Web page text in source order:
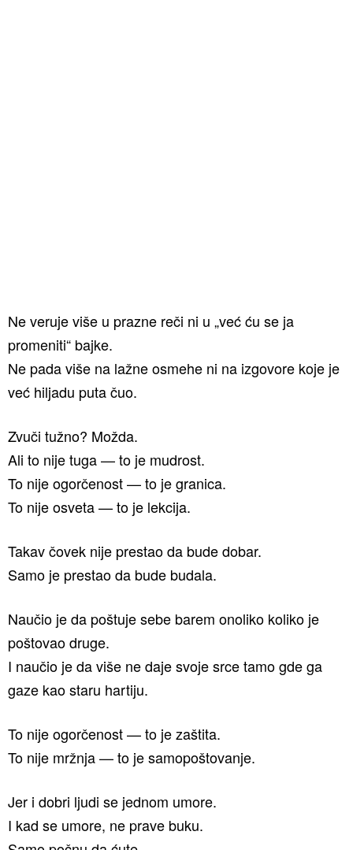
Ne veruje više u prazne reči ni u „već ću se ja
promeniti“ bajke.
Ne pada više na lažne osmehe ni na izgovore koje je
već hiljadu puta čuo.
Zvuči tužno? Možda.
Ali to nije tuga — to je mudrost.
To nije ogorčenost — to je granica.
To nije osveta — to je lekcija.
Takav čovek nije prestao da bude dobar.
Samo je prestao da bude budala.
Naučio je da poštuje sebe barem onoliko koliko je
poštovao druge.
I naučio je da više ne daje svoje srce tamo gde ga
gaze kao staru hartiju.
To nije ogorčenost — to je zaštita.
To nije mržnja — to je samopoštovanje.
Jer i dobri ljudi se jednom umore.
I kad se umore, ne prave buku.